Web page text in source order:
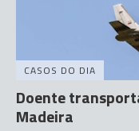
CASOS DO DIA
Doente
Madeira